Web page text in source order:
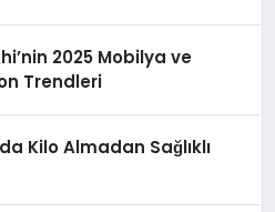
2025 Mobilya ve
Trendleri
Kilo Almadan Sağlıklı